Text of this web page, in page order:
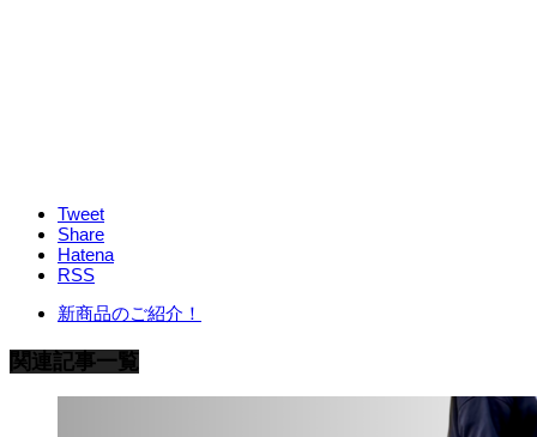
Tweet
Share
Hatena
RSS
新商品のご紹介！
関連記事一覧